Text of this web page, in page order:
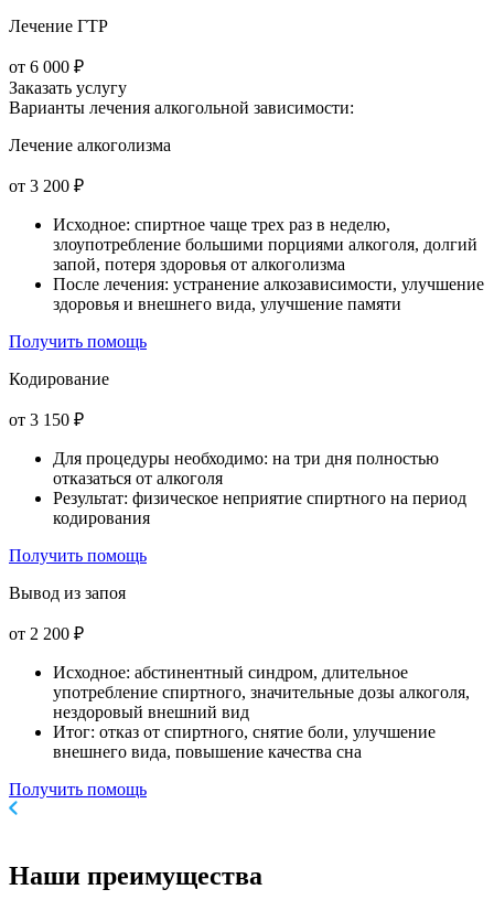
Лечение ГТР
от 6 000 ₽
Заказать услугу
Варианты лечения алкогольной зависимости:
Лечение алкоголизма
от 3 200 ₽
Исходное: спиртное чаще трех раз в неделю,
злоупотребление большими порциями алкоголя, долгий
запой, потеря здоровья от алкоголизма
После лечения: устранение алкозависимости, улучшение
здоровья и внешнего вида, улучшение памяти
Получить помощь
Кодирование
от 3 150 ₽
Для процедуры необходимо: на три дня полностью
отказаться от алкоголя
Результат: физическое неприятие спиртного на период
кодирования
Получить помощь
Вывод из запоя
от 2 200 ₽
Исходное: абстинентный синдром, длительное
употребление спиртного, значительные дозы алкоголя,
нездоровый внешний вид
Итог: отказ от спиртного, снятие боли, улучшение
внешнего вида, повышение качества сна
Получить помощь
Наши преимущества